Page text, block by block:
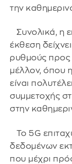
την
Συνολικά, η
έκθεση
ρυθμούς προς
μέλλον, όπου
είναι
συμμετοχής
στην
Το 5G
δεδομένων
που μέχρι